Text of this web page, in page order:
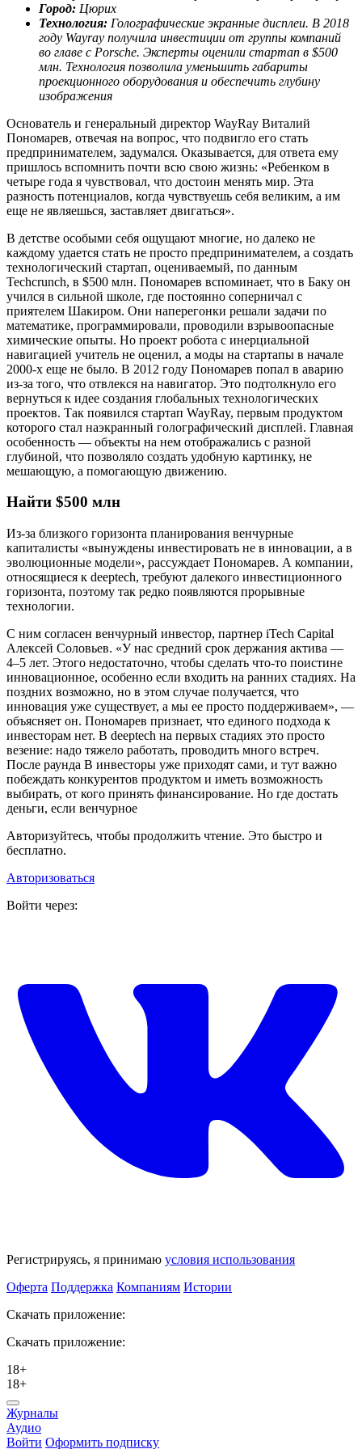
Город: Цюрих
Технология: Голографические экранные дисплеи. В 2018
году Wayray получила инвестиции от группы компаний
во главе с Porsche. Эксперты оценили стартап в $500
млн. Технология позволила уменьшить габариты
проекционного оборудования и обеспечить глубину
изображения
Основатель и генеральный директор WayRay Виталий
Пономарев, отвечая на вопрос, что подвигло его стать
предпринимателем, задумался. Оказывается, для ответа ему
пришлось вспомнить почти всю свою жизнь: «Ребенком в
четыре года я чувствовал, что достоин менять мир. Эта
разность потенциалов, когда чувствуешь себя великим, а им
еще не являешься, заставляет двигаться».
В детстве особыми себя ощущают многие, но далеко не
каждому удается стать не просто предпринимателем, а создать
технологический стартап, оцениваемый, по данным
Techcrunch, в $500 млн. Пономарев вспоминает, что в Баку он
учился в сильной школе, где постоянно соперничал с
приятелем Шакиром. Они наперегонки решали задачи по
математике, программировали, проводили взрывоопасные
химические опыты. Но проект робота с инерциальной
навигацией учитель не оценил, а моды на стартапы в начале
2000-х еще не было. В 2012 году Пономарев попал в аварию
из-за того, что отвлекся на навигатор. Это подтолкнуло его
вернуться к идее создания глобальных технологических
проектов. Так появился стартап WayRay, первым продуктом
которого стал наэкранный голографический дисплей. Главная
особенность — объекты на нем отображались с разной
глубиной, что позволяло создать удобную картинку, не
мешающую, а помогающую движению.
Найти $500 млн
Из-за близкого горизонта планирования венчурные
капиталисты «вынуждены инвестировать не в инновации, а в
эволюционные модели», рассуждает Пономарев. А компании,
относящиеся к deeptech, требуют далекого инвестиционного
горизонта, поэтому так редко появляются прорывные
технологии.
С ним согласен венчурный инвестор, партнер iTech Capital
Алексей Соловьев. «У нас средний срок держания актива —
4–5 лет. Этого недостаточно, чтобы сделать что-то поистине
инновационное, особенно если входить на ранних стадиях. На
поздних возможно, но в этом случае получается, что
инновация уже существует, а мы ее просто поддерживаем», —
объясняет он. Пономарев признает, что единого подхода к
инвесторам нет. В deeptech на первых стадиях это просто
везение: надо тяжело работать, проводить много встреч.
После раунда B инвесторы уже приходят сами, и тут важно
побеждать конкурентов продуктом и иметь возможность
выбирать, от кого принять финансирование. Но где достать
деньги, если венчурное
Авторизуйтесь, чтобы продолжить чтение. Это быстро и
бесплатно.
Авторизоваться
Войти через:
Регистрируясь, я принимаю условия использования
Оферта Поддержка Компаниям Истории
Скачать приложение:
Скачать приложение:
18+
18+
Журналы
Аудио
Войти Оформить подписку